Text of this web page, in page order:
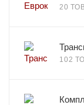
20
102